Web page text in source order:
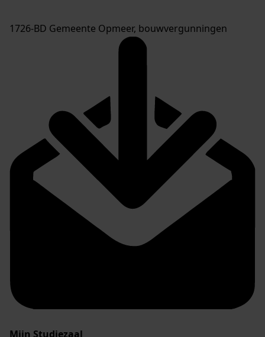
1726-BD Gemeente Opmeer, bouwvergunningen
Mijn Studiezaal